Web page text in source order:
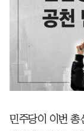
민주당이 이번 총